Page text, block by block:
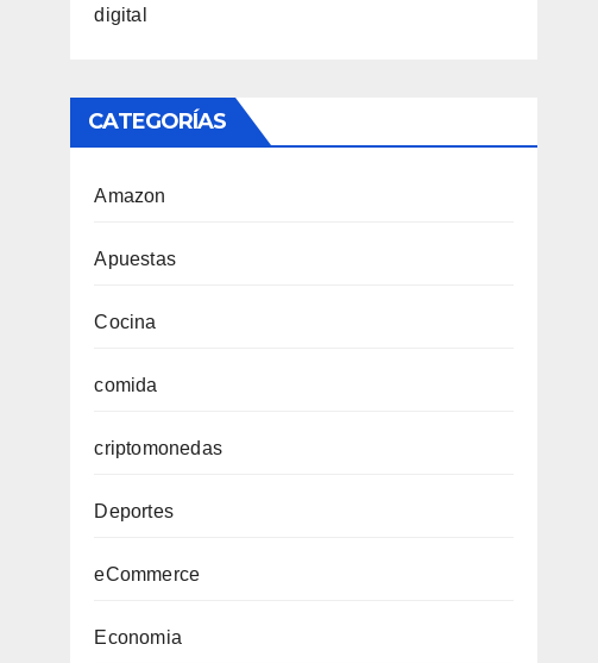
digital
CATEGORÍAS
Amazon
Apuestas
Cocina
comida
criptomonedas
Deportes
eCommerce
Economia